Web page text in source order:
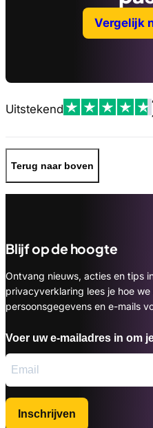
Vergelijk
Uitstekend
Terug naar boven
Blijf op de hoogte
Ontvang nieuws, acties en tips
privacyverklaring lees je hoe
persoonsgegevens en e-mails
Voer uw e-mailadres in om
Inschrijven